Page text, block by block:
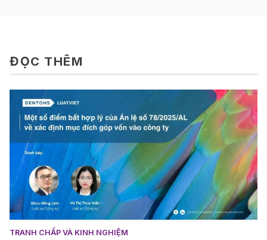
ĐỌC THÊM
TRANH CHẤP VÀ KINH NGHIỆM